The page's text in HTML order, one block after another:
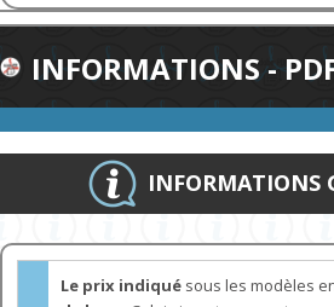
INFORMATIONS -
INFORMATIONS
Le prix indiqué sous les modèles